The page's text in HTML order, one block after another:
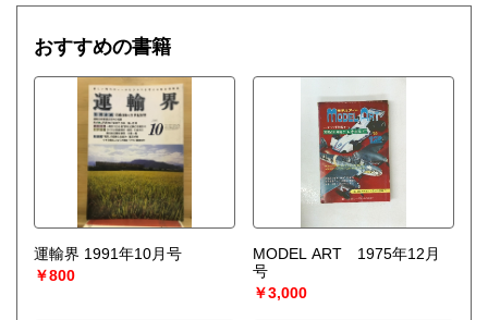
-------------------------------------------
買取専用ダイヤル
050-3698-2626
-------------------------------------------
◎宅配買取◎
○30点より宅配送料無料
○梱包用ダンボールの無料送付可能
○買取金額の概算が知りたい方は、事前査定のサービスもぜひ
ご活用下さい。
宅配買取送付先
----------------------------------------
501-0224
おすすめの書籍
運輸界 1991年10月号
￥800
MODEL ART 1975年12月
号
￥3,000